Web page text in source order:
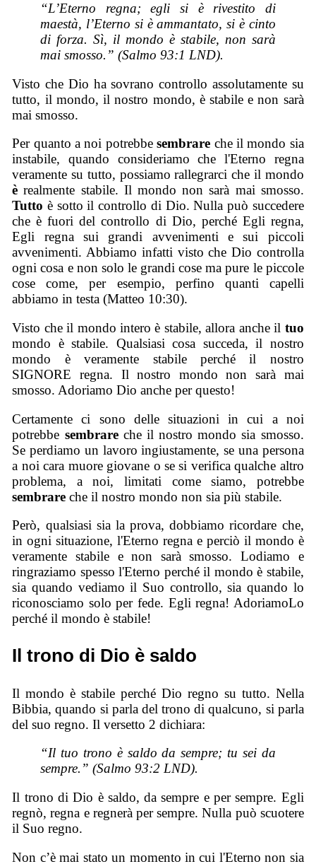
“L’Eterno regna; egli si è rivestito di
maestà, l’Eterno si è ammantato, si è cinto
di forza. Sì, il mondo è stabile, non sarà
mai smosso.” (Salmo 93:1 LND).
Visto che Dio ha sovrano controllo assolutamente su
tutto, il mondo, il nostro mondo, è stabile e non sarà
mai smosso.
Per quanto a noi potrebbesembrare che il mondo sia
instabile, quando consideriamo che l'Eterno regna
veramente su tutto, possiamo rallegrarci che il mondo
è realmente stabile. Il mondo non sarà mai smosso.
Tutto è sotto il controllo di Dio. Nulla può succedere
che è fuori del controllo di Dio, perché Egli regna,
Egli regna sui grandi avvenimenti e sui piccoli
avvenimenti. Abbiamo infatti visto che Dio controlla
ogni cosa e non solo le grandi cose ma pure le piccole
cose come, per esempio, perfino quanti capelli
abbiamo in testa (Matteo 10:30).
Visto che il mondo intero è stabile, allora anche il tuo
mondo è stabile. Qualsiasi cosa succeda, il nostro
mondo è veramente stabile perché il nostro
SIGNORE regna. Il nostro mondo non sarà mai
smosso. Adoriamo Dio anche per questo!
Certamente ci sono delle situazioni in cui a noi
potrebbe sembrareche il nostro mondo sia smosso.
Se perdiamo un lavoro ingiustamente, se una persona
a noi cara muore giovane o se si verifica qualche altro
problema, a noi, limitati come siamo, potrebbe
sembrare che il nostro mondo non sia più stabile.
Però, qualsiasi sia la prova, dobbiamo ricordare che,
in ogni situazione, l'Eterno regna e perciò il mondo è
veramente stabile e non sarà smosso. Lodiamo e
ringraziamo spesso l'Eterno perché il mondo è stabile,
sia quando vediamo il Suo controllo, sia quando lo
riconosciamo solo per fede. Egli regna! AdoriamoLo
perché il mondo è stabile!
Il trono di Dio è saldo
Il mondo è stabile perché Dio regno su tutto. Nella
Bibbia, quando si parla del trono di qualcuno, si parla
del suo regno. Il versetto 2 dichiara:
“Il tuo trono è saldo da sempre; tu sei da
sempre.” (Salmo 93:2 LND).
Il trono di Dio è saldo, da sempre e per sempre. Egli
regnò, regna e regnerà per sempre. Nulla può scuotere
il Suo regno.
Non c’è mai stato un momento in cui l'Eterno non sia